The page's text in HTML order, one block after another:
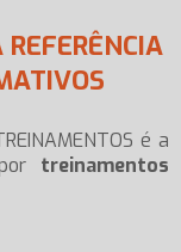
é a
treinamentos